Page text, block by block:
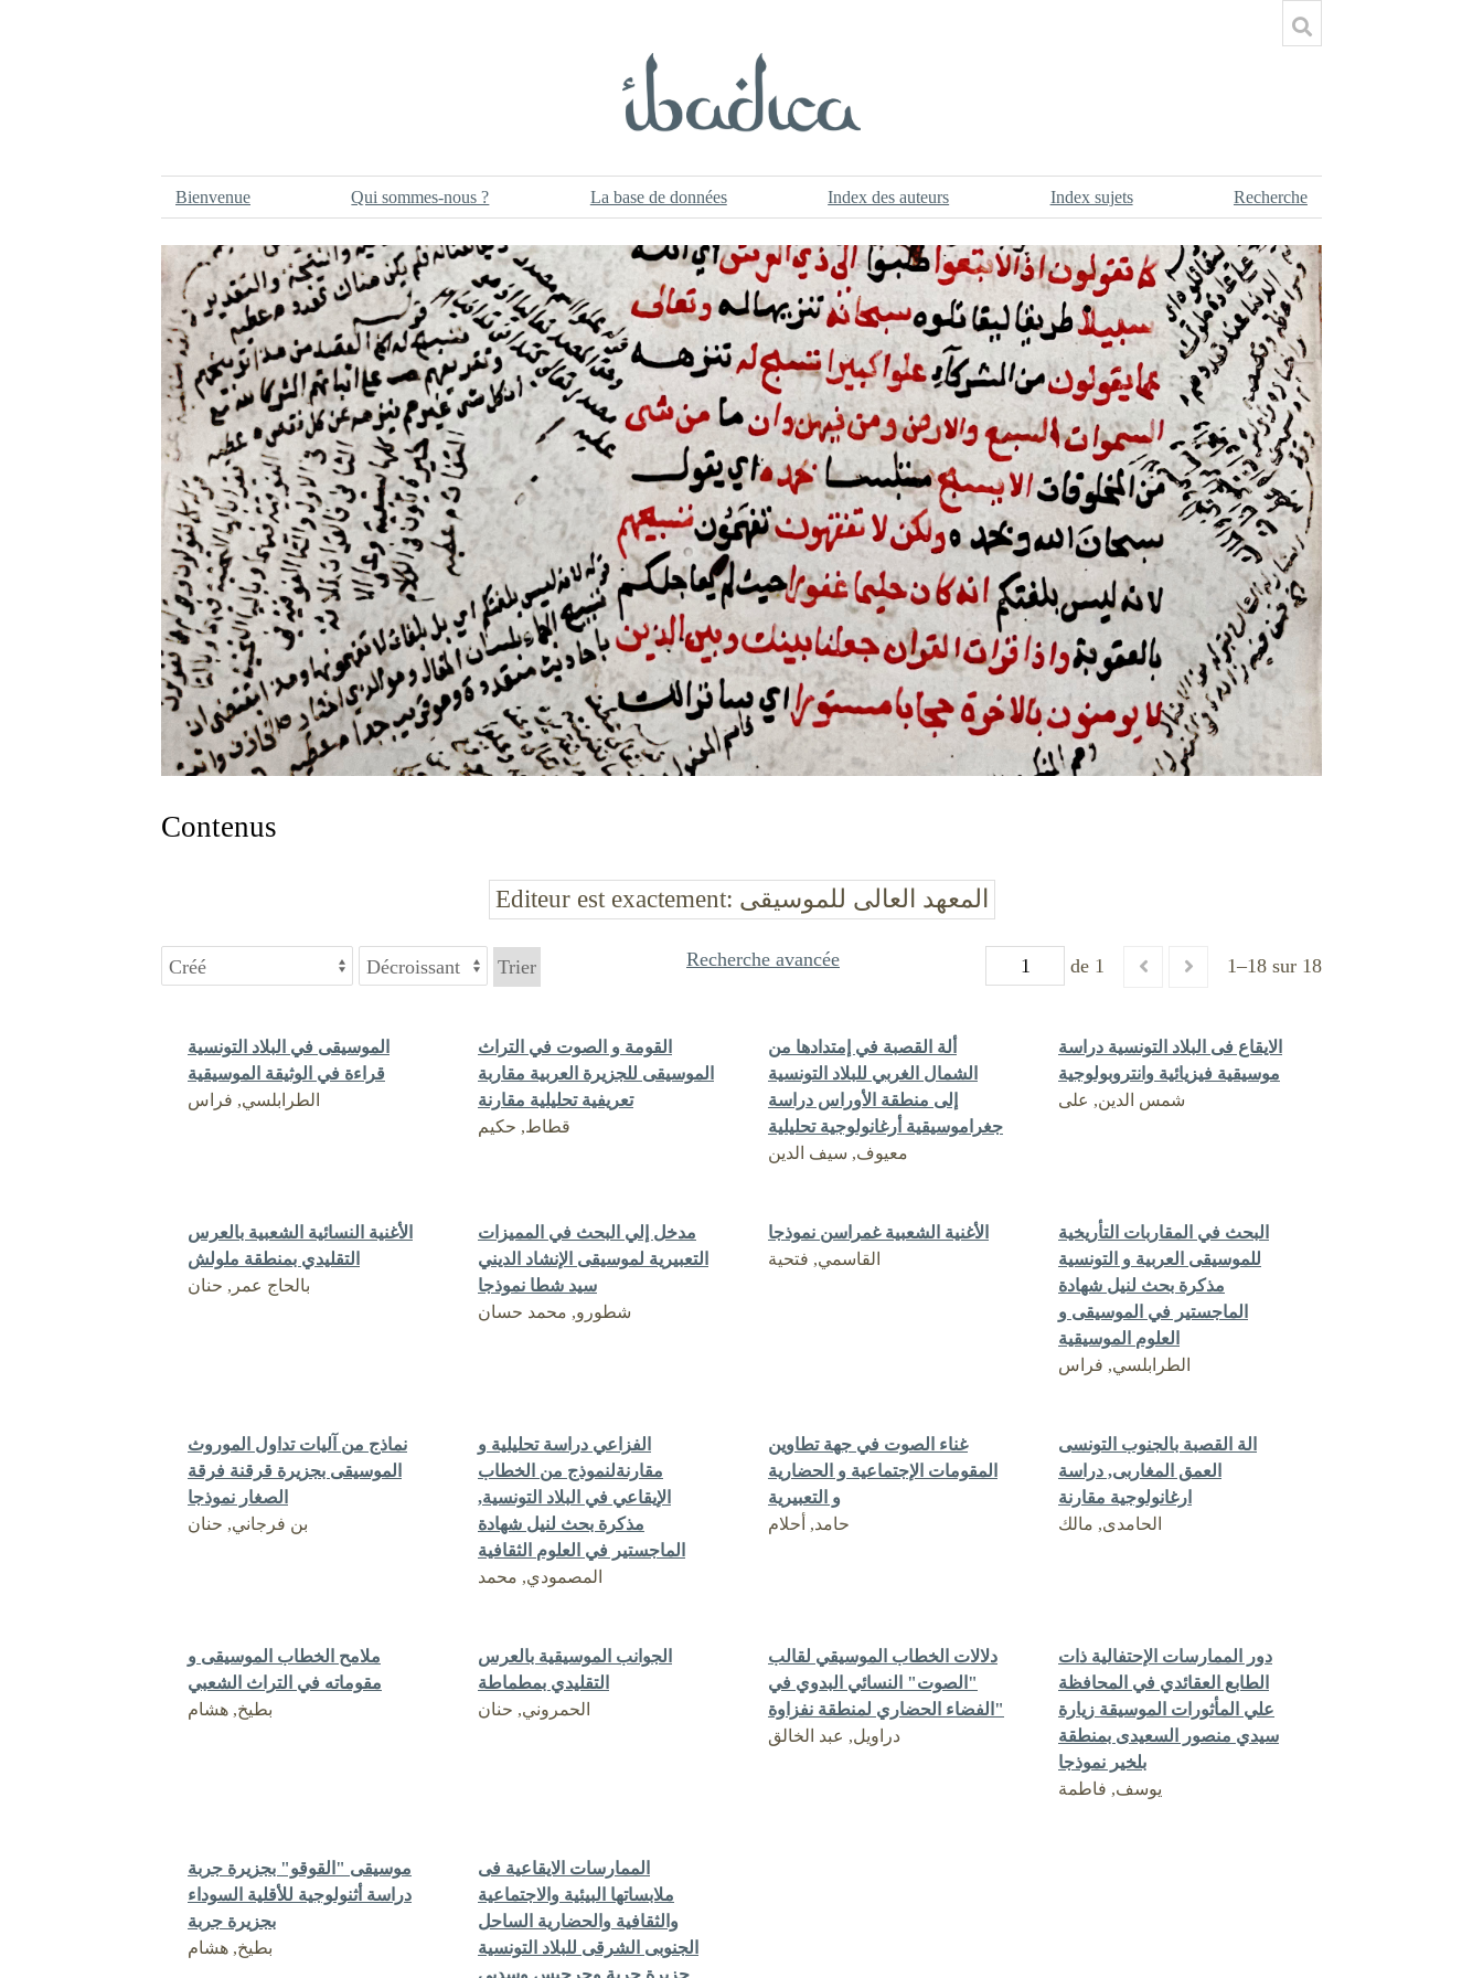
Bienvenue Qui sommes-nous ? La base de données Index des auteurs Index sujets Recherche
Contenus
Editeur est exactement المعهد العالى للموسيقى
de 1 1–18 sur 18
Recherche avancée
Trier
الموسيقى في البلاد التونسية
قراءة في الوثيقة الموسيقية
الطرابلسي, فراس
القومة و الصوت في التراث
الموسيقى للجزيرة العربية مقاربة
تعريفية تحليلية مقارنة
قطاط, حكيم
ألة القصبة في إمتدادها من
الشمال الغربي للبلاد التونسية
إلى منطقة الأوراس دراسة
جغراموسيقية أرغانولوجية تحليلية
معيوف, سيف الدين
الايقاع فى البلاد التونسية دراسة
موسيقية فيزيائية وانتروبولوجية
شمس الدين, على
الأغنية النسائية الشعبية بالعرس
التقليدي بمنطقة ملولش
بالحاج عمر, حنان
مدخل إلي البحث في المميزات
التعبيرية لموسيقى الإنشاد الديني
سيد شطا نموذجا
شطورو, محمد حسان
الأغنية الشعبية غمراسن نموذجا
القاسمي, فتحية
البحث في المقاربات التأريخية
للموسيقى العربية و التونسية
مذكرة بحث لنيل شهادة
الماجستير في الموسيقى و
العلوم الموسيقية
الطرابلسي, فراس
نماذج من آليات تداول الموروث
الموسيقى بجزيرة قرقنة فرقة
الصغار نموذجا
بن فرجاني, حنان
الفزاعي دراسة تحليلية و
مقارنةلنموذج من الخطاب
الإيقاعي في البلاد التونسية,
مذكرة بحث لنيل شهادة
الماجستير في العلوم الثقافية
المصمودي, محمد
غناء الصوت في جهة تطاوين
المقومات الإجتماعية و الحضارية
و التعبيرية
حامد, أحلام
الة القصبة بالجنوب التونسى
العمق المغاربى, دراسة
ارغانولوجية مقارنة
الحامدى, مالك
ملامح الخطاب الموسيقى و
مقوماته في التراث الشعبي
بطيخ, هشام
الجوانب الموسيقية بالعرس
التقليدي بمطماطة
الحمروني, حنان
دلالات الخطاب الموسيقي لقالب
"الصوت" النسائي البدوي في
الفضاء الحضاري لمنطقة نفزاوة"
دراويل, عبد الخالق
دور الممارسات الإحتفالية ذات
الطابع العقائدي في المحافظة
علي المأثورات الموسيقة زيارة
سيدي منصور السعيدى بمنطقة
بلخير نموذجا
يوسف, فاطمة
موسيقى "القوقو" بجزيرة جربة
دراسة أثنولوجية للأقلية السوداء
بجزيرة جربة
بطيخ, هشام
الممارسات الايقاعية فى
ملابساتها البيئية والاجتماعية
والثقافية والحضارية الساحل
الجنوبى الشرقى للبلاد التونسية
جزيرة جربة وجرجيس وسديى